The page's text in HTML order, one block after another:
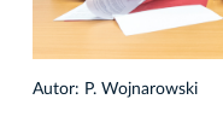
Autor: P. Wojnarowski